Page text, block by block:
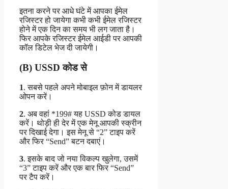
इतना करने पर आधे घंटे में आपका ईमेल
रजिस्टर हो जायेगा कभी कभी ईमेल रजिस्टर
होने में एक दिन का समय भी लग जाता है।
फिर आपके रजिस्टर ईमेल आईडी पर आपकी
कॉल डिटेल भेज दी जायेगी।
(B) USSD कोड से
1. सबसे पहले अपने मोबाइल फ़ोन में डायलर
ओपन करें।
2. अब वहां *199# यह USSD कोड डायल
करें। थोड़ी ही देर में एक मेनू आपकी स्क्रीन
पर दिखाई देगा। इस मेनू से “2” टाइप करें
और फिर “Send” बटन दबाएं।
3. इसके बाद जो नया विकल्प खुलेगा, उसमें
“3” टाइप करें और एक बार फिर “Send”
पर टैप करें।